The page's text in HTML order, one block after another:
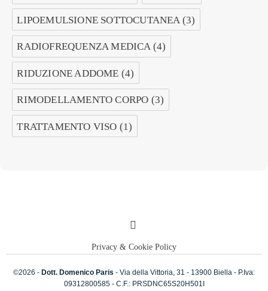
LIPOEMULSIONE SOTTOCUTANEA (3)
RADIOFREQUENZA MEDICA(4)
RIDUZIONE ADDOME (4)
RIMODELLAMENTO CORPO (3)
TRATTAMENTO VISO (1)
Privacy & Cookie Policy
©2026 - Dott. Domenico Paris - Via della Vittoria, 31 - 13900 Biella - P.Iva:
09312800585 - C.F.: PRSDNC65S20H501I